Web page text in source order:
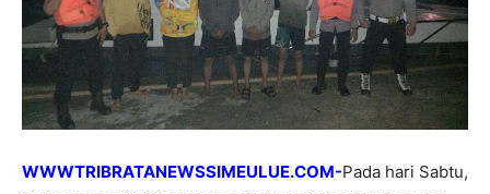
WWWTRIBRATANEWSSIMEULUE.COM-Pada hari Sabtu,